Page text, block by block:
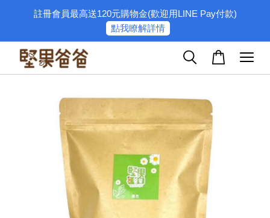
註冊會員最高送120元購物金(歡迎用LINE Pay付款)
點我瞭解詳情